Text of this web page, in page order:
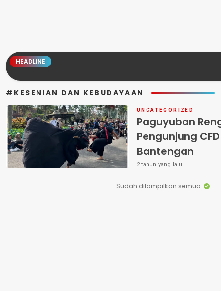
HEADLINE
#KESENIAN DAN KEBUDAYAAN
UNCATEGORIZED
Paguyuban
Pengunjung
Bantengan
2 tahun yang lalu
Sudah ditampilkan semua